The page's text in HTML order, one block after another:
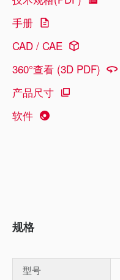
手册
CAD / CAE
360°查看 (3D PDF)
产品尺寸
软件
规格
型号